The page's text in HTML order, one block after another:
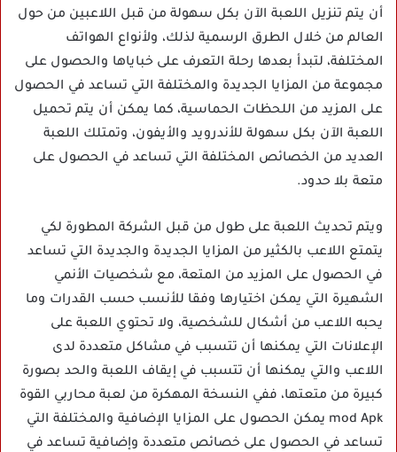
أن يتم تنزيل اللعبة الآن بكل سهولة من قبل اللاعبين من حول
العالم من خلال الطرق الرسمية لذلك، ولأنواع الهواتف
المختلفة، لتبدأ بعدها رحلة التعرف على خباياها والحصول على
مجموعة من المزايا الجديدة والمختلفة التي تساعد في الحصول
على المزيد من اللحظات الحماسية، كما يمكن أن يتم تحميل
اللعبة الآن بكل سهولة للأندرويد والأيفون، وتمتلك اللعبة
العديد من الخصائص المختلفة التي تساعد في الحصول على
متعة بلا حدود.
ويتم تحديث اللعبة على طول من قبل الشركة المطورة لكي
يتمتع اللاعب بالكثير من المزايا الجديدة والجديدة التي تساعد
في الحصول على المزيد من المتعة، مع شخصيات الأنمي
الشهيرة التي يمكن اختيارها وفقا للأنسب حسب القدرات وما
يحبه اللاعب من أشكال للشخصية، ولا تحتوي اللعبة على
الإعلانات التي يمكنها أن تتسبب في مشاكل متعددة لدى
اللاعب والتي يمكنها أن تتسبب في إيقاف اللعبة والحد بصورة
كبيرة من متعتها، ففي النسخة المهكرة من لعبة محاربي القوة
mod Apk يمكن الحصول على المزايا الإضافية والمختلفة التي
تساعد في الحصول على خصائص متعددة وإضافية تساعد في